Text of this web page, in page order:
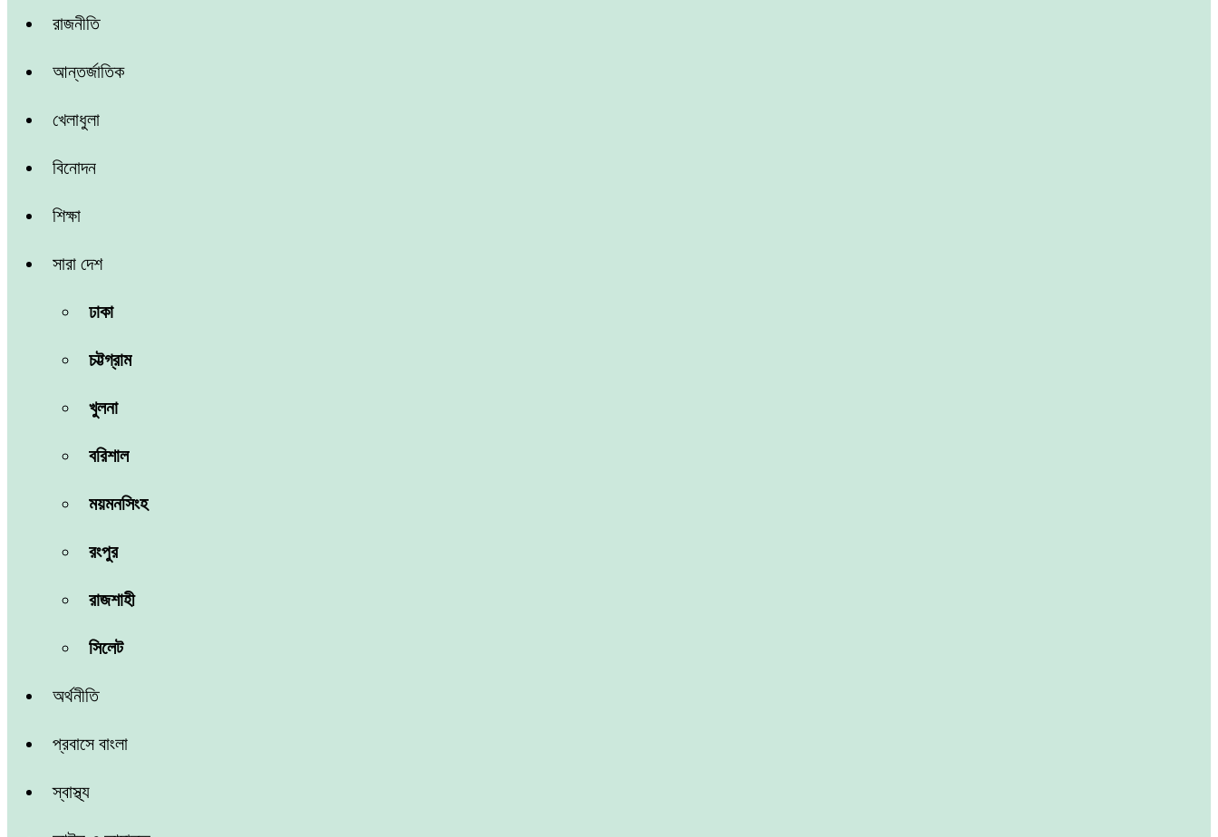
রাজনীতি
আন্তর্জাতিক
খেলাধুলা
বিনোদন
শিক্ষা
সারা দেশ
ঢাকা
চট্টগ্রাম
খুলনা
বরিশাল
ময়মনসিংহ
রংপুর
রাজশাহী
সিলেট
অর্থনীতি
প্রবাসে বাংলা
স্বাস্থ্য